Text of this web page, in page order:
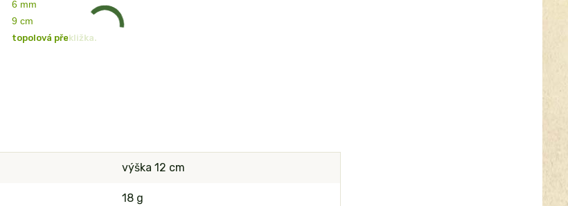
6 mm
9 cm
topolová překližka.
výška 12 cm
18 g